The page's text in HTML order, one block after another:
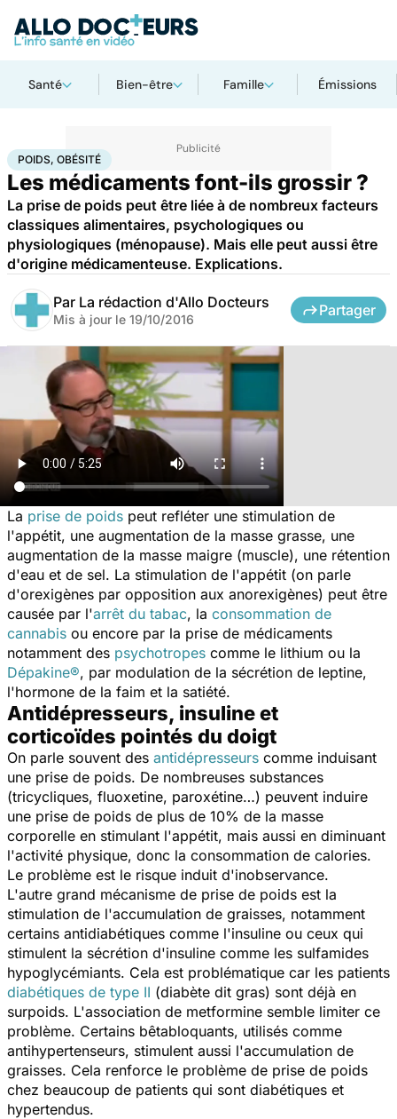
Santé Bien-être Famille Émissions
Accueil SantéMédicaments Poids, obésité
POIDS, OBÉSITÉ
Les médicaments font-ils grossir ?
La prise de poids peut être liée à de nombreux facteurs
classiques alimentaires, psychologiques ou
physiologiques (ménopause). Mais elle peut aussi être
d'origine médicamenteuse. Explications.
Par La rédaction d'Allo Docteurs
Mis à jour le 19/10/2016
Partager
La prise de poids peut refléter une stimulation de
l'appétit, une augmentation de la masse grasse, une
augmentation de la masse maigre (muscle), une rétention
d'eau et de sel. La stimulation de l'appétit (on parle
d'orexigènes par opposition aux anorexigènes) peut être
causée par l'arrêt du tabac, la consommation de
cannabis ou encore par la prise de médicaments
notamment des psychotropes comme le lithium ou la
Dépakine®, par modulation de la sécrétion de leptine,
l'hormone de la faim et la satiété.
Antidépresseurs, insuline et
corticoïdes pointés du doigt
On parle souvent des antidépresseurs comme induisant
une prise de poids. De nombreuses substances
(tricycliques, fluoxetine, paroxétine…) peuvent induire
une prise de poids de plus de 10% de la masse
corporelle en stimulant l'appétit, mais aussi en diminuant
l'activité physique, donc la consommation de calories.
Le problème est le risque induit d'inobservance.
L'autre grand mécanisme de prise de poids est la
stimulation de l'accumulation de graisses, notamment
certains antidiabétiques comme l'insuline ou ceux qui
stimulent la sécrétion d'insuline comme les sulfamides
hypoglycémiants. Cela est problématique car les patients
diabétiques de type II (diabète dit gras) sont déjà en
surpoids. L'association de metformine semble limiter ce
problème. Certains bêtabloquants, utilisés comme
antihypertenseurs, stimulent aussi l'accumulation de
graisses. Cela renforce le problème de prise de poids
chez beaucoup de patients qui sont diabétiques et
hypertendus.